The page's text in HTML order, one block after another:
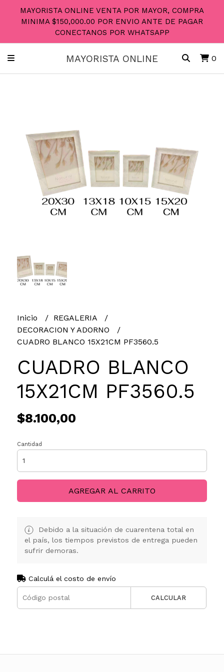
MAYORISTA ONLINE VENTA POR MAYOR, COMPRA
MINIMA $150,000.00 POR ENVIO ANTE DE PAGAR
CONECTANOS POR WHATSAPP
MAYORISTA ONLINE 0
Inicio
REGALERIA
DECORACION Y ADORNO
CUADRO BLANCO 15X21CM PF3560.5
CUADRO BLANCO
15X21CM PF3560.5
$8.100,00
Cantidad
AGREGAR AL CARRITO
Debido a la situación de cuarentena total en
el país, los tiempos previstos de entrega pueden
sufrir demoras.
Calculá el costo de envío
CALCULAR